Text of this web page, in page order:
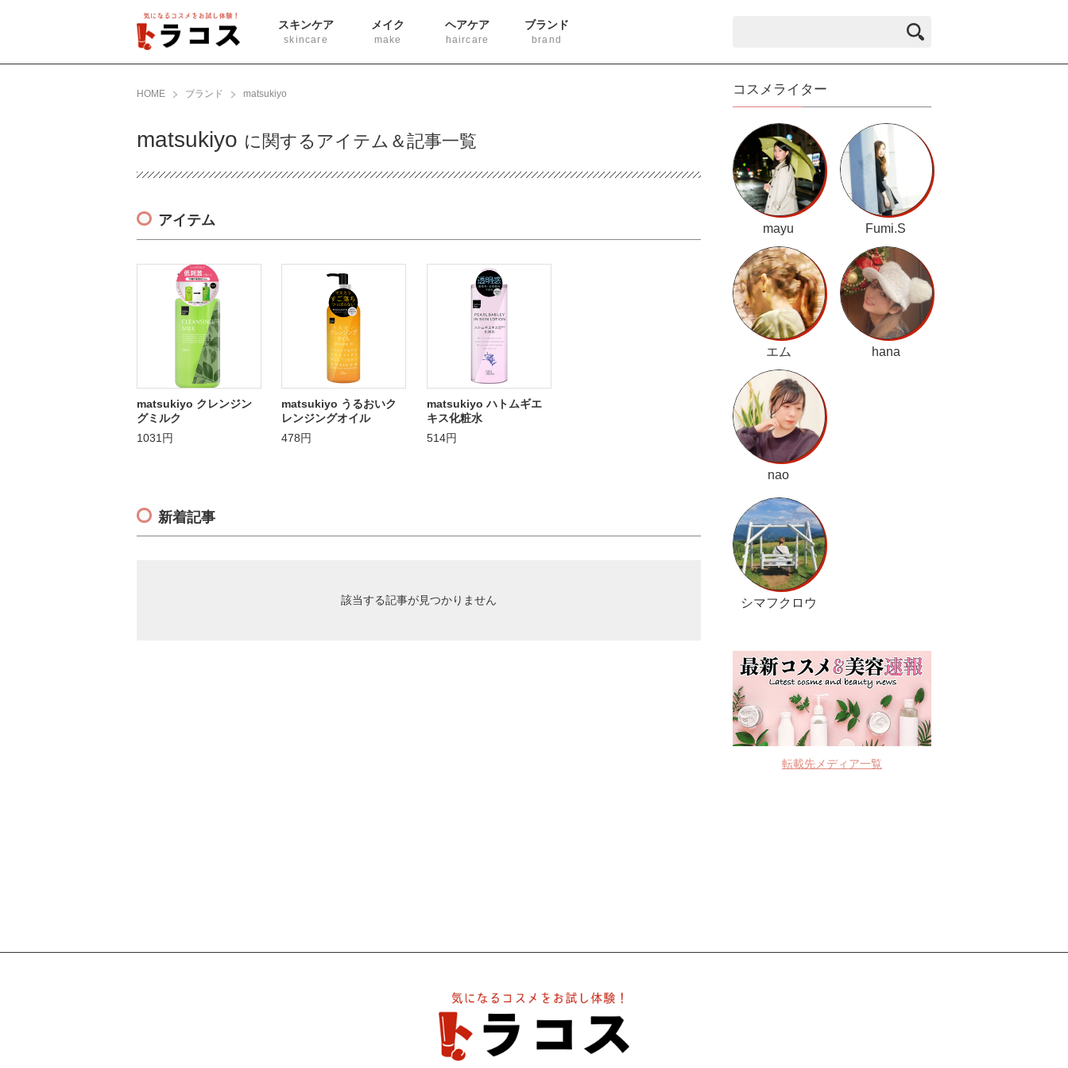
スキンケア
skincare
メイク
make
ヘアケア
haircare
ブランド
brand
HOME ブランド matsukiyo
matsukiyo に関するアイテム＆記事一覧
アイテム
matsukiyo クレンジン
グミルク
1031円
matsukiyo うるおいク
レンジングオイル
478円
matsukiyo ハトムギエ
キス化粧水
514円
新着記事
該当する記事が見つかりません
コスメライター
mayu Fumi.S
エム hana
nao
シマフクロウ
転載先メディア一覧